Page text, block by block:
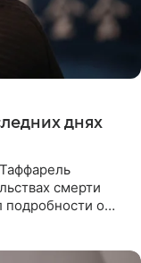
днях
смерти
подробности о